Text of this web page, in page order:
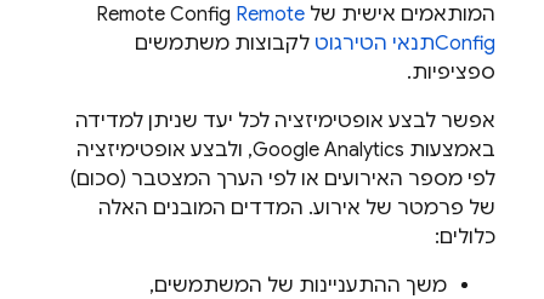
המותאמים אישית של
Remote Config Remote
Configתנאי הטירגוט לקבוצות משתמשים
ספציפיות.
אפשר לבצע אופטימיזציה לכל יעד שניתן למדידה
באמצעות Google Analytics, ולבצע אופטימיזציה
לפי מספר האירועים או לפי הערך המצטבר (סכום)
של פרמטר של אירוע. המדדים המובנים האלה
כלולים:
משך ההתעניינות של המשתמשים,